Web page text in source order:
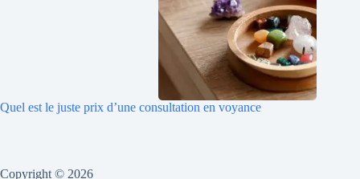
Quel est le juste prix d’une consultation en voyance
Copyright © 2026